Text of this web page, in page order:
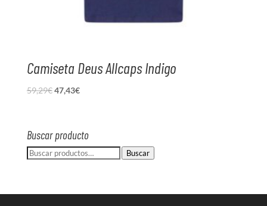
Camiseta Deus Allcaps Indigo
59,29€El
era:
59,29€.
47,43€El
es:
47,43€.
Buscar producto
Buscar
Buscar